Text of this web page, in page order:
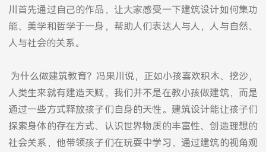
川首先通过自己的作品，让大家感受一下建筑设计如何集功
能、美学和哲学于一身，帮助人们表达人与人，人与自然、
人与社会的关系。
为什么做建筑教育？冯果川说，正如小孩喜欢积木、挖沙，
人类生来就有建造天赋，我们并不是在教小孩做建筑，而是
通过一些方式释放孩子们自身的天性。建筑设计能让孩子们
探索身体的存在方式、认识世界物质的丰富性、创造理想的
社会关系，他带领孩子们在玩耍中学习，通过建筑的视角观